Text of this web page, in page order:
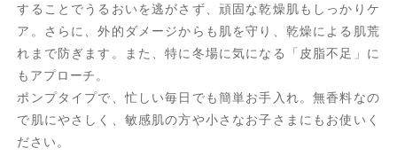
することでうるおいを逃がさず、頑固な乾燥肌もしっかりケ
ア。さらに、外的ダメージからも肌を守り、乾燥による肌荒
れまで防ぎます。また、特に冬場に気になる「皮脂不足」に
もアプローチ。
ポンプタイプで、忙しい毎日でも簡単お手入れ。無香料なの
で肌にやさしく、敏感肌の方や小さなお子さまにもお使いく
ださい。